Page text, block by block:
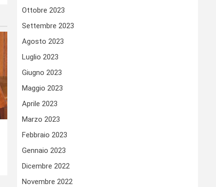
Ottobre 2023
Settembre 2023
Agosto 2023
Luglio 2023
Giugno 2023
Maggio 2023
Aprile 2023
Marzo 2023
Febbraio 2023
Gennaio 2023
Dicembre 2022
Novembre 2022